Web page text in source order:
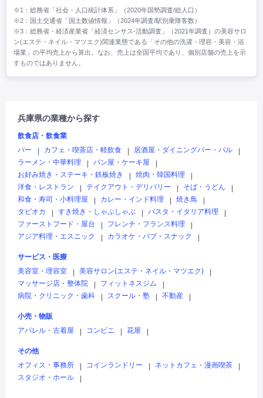
※1：総務省「社会・人口統計体系」（2020年国勢調査/総人口）
※2：国土交通省「国土数値情報」（2024年調査/駅別乗降客数）
※3：総務省・経済産業省「経済センサス‐活動調査」（2021年調査）の美容サロ
ン(エステ・ネイル・マツエク)関連業態である「その他の洗濯・理容・美容・浴
場業」の平均売上から算出。なお、売上は全国平均であり、個別店舗の売上を示
すものではありません。
兵庫県の業種から探す
飲食店・飲食業
バー
カフェ・喫茶店・軽飲食 居酒屋・ダイニングバー・バル
ラーメン・中華料理
パン屋・ケーキ屋
お好み焼き・ステーキ・鉄板焼き
焼肉・韓国料理
洋食・レストラン
テイクアウト・デリバリー そば・うどん
和食・寿司・小料理屋
カレー・インド料理 焼き鳥
タピオカ
すき焼き・しゃぶしゃぶ パスタ・イタリア料理
ファーストフード・屋台
フレンチ・フランス料理
アジア料理・エスニック
カラオケ・パブ・スナック
サービス・医療
美容室・理容室
美容サロン(エステ・ネイル・マツエク)
マッサージ店・整体院
フィットネスジム
病院・クリニック・歯科
スクール・塾 不動産
小売・物販
アパレル・古着屋
コンビニ 花屋
その他
オフィス・事務所
コインランドリー ネットカフェ・漫画喫茶
スタジオ・ホール